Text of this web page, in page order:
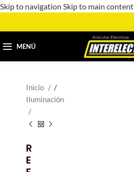
Skip to navigation Skip to main content
MENÚ
Inicio
/
Iluminación
R
E